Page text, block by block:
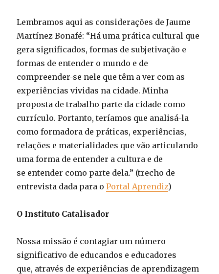
Lembramos aqui as considerações de Jaume
Martínez Bonafé: “Há uma prática cultural que
gera significados, formas de subjetivação e
formas de entender o mundo e de
compreender-­se nele que têm a ver com as
experiências vividas na cidade. Minha
proposta de trabalho parte da cidade como
currículo. Portanto, teríamos que analisá-­la
como formadora de práticas, experiências,
relações e materialidades que vão articulando
uma forma de entender a cultura e de
se entender como parte dela.” (trecho de
entrevista dada para oPortal Aprendiz)
O Instituto Catalisador
Nossa missão é contagiar um número
significativo de educandos e educadores
que, através de experiências de aprendizagem